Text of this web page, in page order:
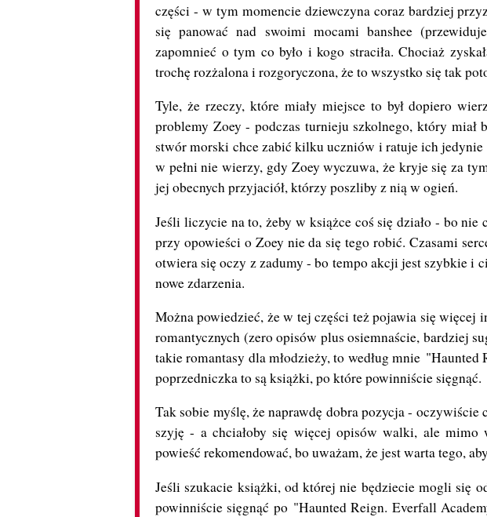
części - w tym momencie dziewczyna coraz bardziej
się panować nad swoimi mocami banshee
zapomnieć o tym co było i kogo straciła. Chociaż
trochę rozżalona i rozgoryczona, że to wszystko się tak
Tyle, że rzeczy, które miały miejsce to był dopiero
problemy Zoey - podczas turnieju szkolnego, który miał
stwór morski chce zabić kilku uczniów i ratuje ich
w pełni nie wierzy, gdy Zoey wyczuwa, że kryje się za
jej obecnych przyjaciół, którzy poszliby z nią w ogień.
Jeśli liczycie na to, żeby w książce coś się działo - bo
przy opowieści o Zoey nie da się tego robić. Czasami
otwiera się oczy z zadumy - bo tempo akcji jest szybkie i
nowe zdarzenia.
Można powiedzieć, że w tej części też pojawia się więcej
romantycznych (zero opisów plus osiemnaście, bardziej
takie romantasy dla młodzieży, to według mnie
poprzedniczka to są książki, po które powinniście sięgnąć.
Tak sobie myślę, że naprawdę dobra pozycja - oczywiście
szyję - a chciałoby się więcej opisów walki, ale mimo
powieść rekomendować, bo uważam, że jest warta tego,
Jeśli szukacie książki, od której nie będziecie mogli się
powinniście sięgnąć po "Haunted Reign. Everfall